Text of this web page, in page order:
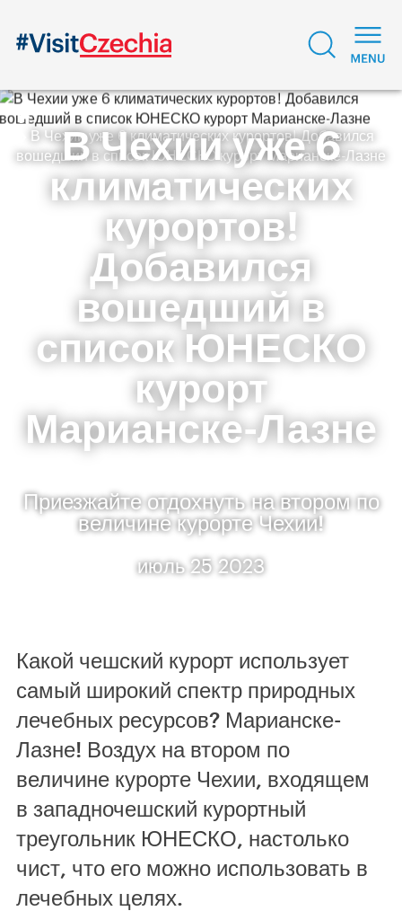
В Чехии уже 6 климатических курортов! Добавился
вошедший в список ЮНЕСКО курорт Марианске-Лазне
В Чехии уже 6
климатических
курортов!
Добавился
вошедший в
список ЮНЕСКО
курорт
Марианске-Лазне
Приезжайте отдохнуть на втором по
величине курорте Чехии!
июль 25 2023
Какой чешский курорт использует
самый широкий спектр природных
лечебных ресурсов? Марианске-
Лазне! Воздух на втором по
величине курорте Чехии, входящем
в западночешский курортный
треугольник ЮНЕСКО, настолько
чист, что его можно использовать в
лечебных целях.